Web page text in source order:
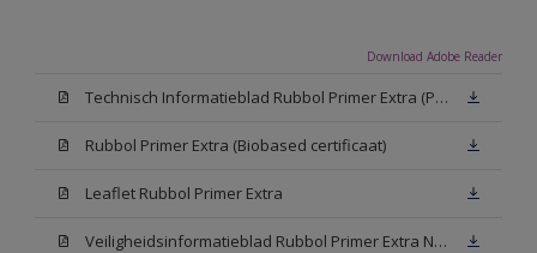
Download Adobe Reader
Technisch Informatieblad Rubbol Primer Extra (PDF)
Rubbol Primer Extra (Biobased certificaat)
Leaflet Rubbol Primer Extra
Veiligheidsinformatieblad Rubbol Primer Extra N00 (MSDS)